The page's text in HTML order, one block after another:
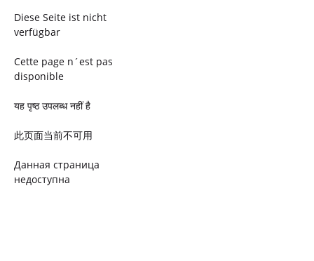
Diese Seite ist nicht
verfügbar
Cette page n´est pas
disponible
यह पृष्ठ उपलब्ध नहीं है
此页面当前不可用
Данная страница
недоступна